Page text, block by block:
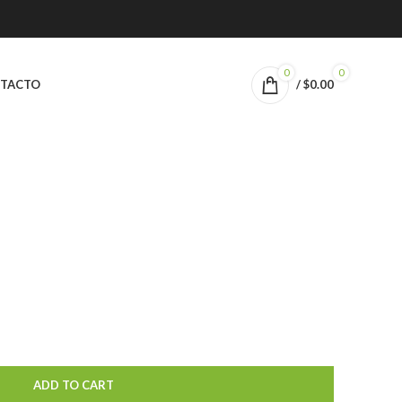
0 0
/$0.00
ADD TO CART